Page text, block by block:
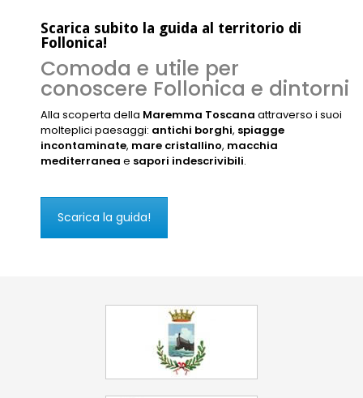
Scarica subito la guida al territorio di
Follonica!
Comoda e utile per
conoscere Follonica e dintorni
Alla scoperta della Maremma Toscana attraverso i suoi
molteplici paesaggi: antichi borghi, spiagge
incontaminate, mare cristallino, macchia
mediterranea e sapori indescrivibili.
Scarica la guida!